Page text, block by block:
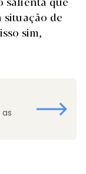
situação de
sim,